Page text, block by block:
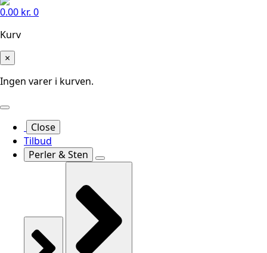
0.00 kr. 0
Kurv
×
Ingen varer i kurven.
Close
Tilbud
Perler & Sten